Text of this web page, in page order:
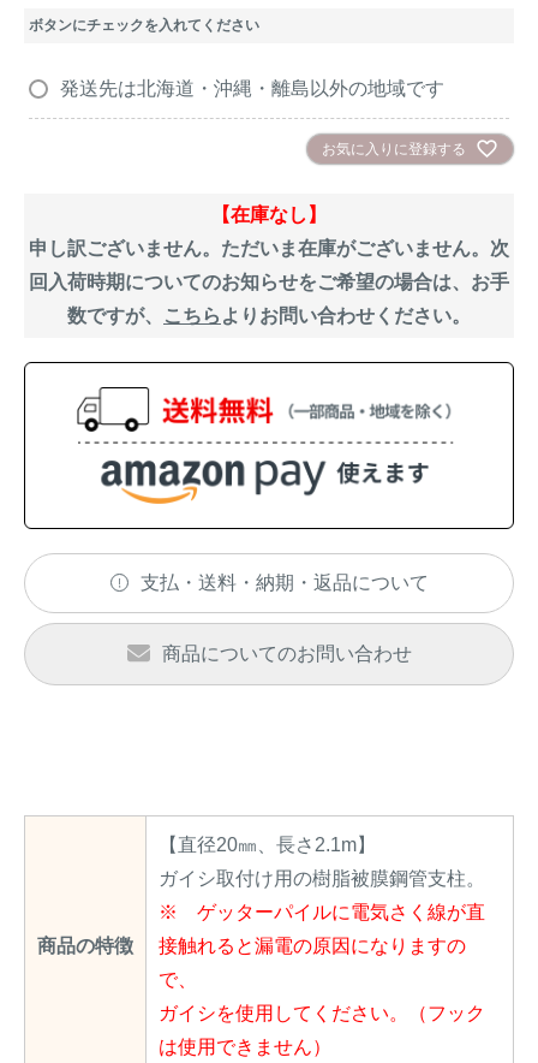
ボタンにチェックを入れてください
発送先は北海道・沖縄・離島以外の地域です
お気に入りに登録する
【在庫なし】
申し訳ございません。ただいま在庫がございません。次
回入荷時期についてのお知らせをご希望の場合は、お手
数ですが、
こちら よりお問い合わせください。
支払・送料・納期・返品について
商品についてのお問い合わせ
商品の特徴
【直径20㎜、長さ2.1m】
ガイシ取付け用の樹脂被膜鋼管支柱。
※ ゲッターパイルに電気さく線が直
接触れると漏電の原因になりますの
で、
ガイシを使用してください。（フック
は使用できません）
ブラックバス・
ブルーギル対策
閉じる